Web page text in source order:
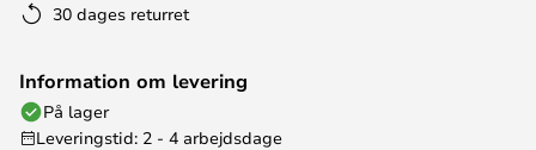
30 dages returret
Information om levering
På lager
Leveringstid: 2 - 4 arbejdsdage